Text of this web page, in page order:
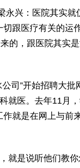
永兴：医院其实就
跟医疗有关的运
的，跟医院其实
司”开始招聘大批
就医。去年11月
就是在网上与前
就是说听他们教你